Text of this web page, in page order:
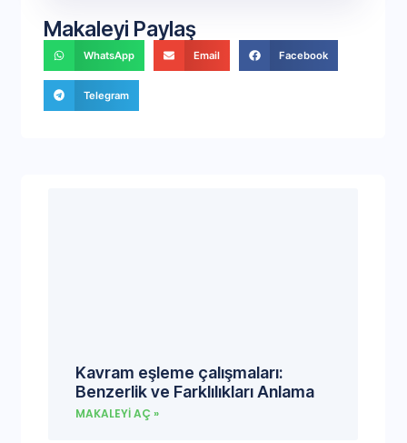
Makaleyi Paylaş
WhatsApp Email Facebook
Telegram
Kavram eşleme çalışmaları:
Benzerlik ve Farklılıkları Anlama
MAKALEYI AÇ »